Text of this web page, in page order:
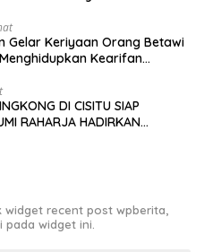
Gelar Keriyaan Orang Betawi
Kearifan
DI CISITU SIAP
RAHARJA HADIRKAN
widget recent post wpberita,
pada widget ini.